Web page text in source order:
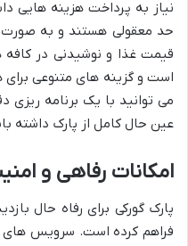
نیاز به پرداخت هزینه هایی
حد معقولی هستند و به صورت
قیمت غذا و نوشیدنی در کافه
است و گزینه های متنوعی برای
می توانید با یک برنامه ریزی
عین حال کامل از پارک داشته
امکانات رفاهی و
پارک گورکی برای رفاه حال
فراهم کرده است. سرویس های